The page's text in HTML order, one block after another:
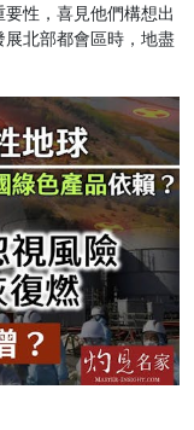
性，喜見他們構想出
北部都會區時，地盡